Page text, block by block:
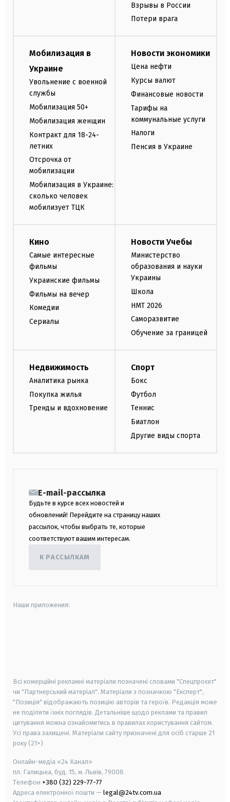
Взрывы в России
Потери врага
Мобилизация в
Украине
Увольнение с военной
службы
Мобилизация 50+
Мобилизация женщин
Контракт для 18-24-
летних
Отсрочка от
мобилизации
Мобилизация в Украине:
сколько человек
мобилизует ТЦК
Новости экономики
Цена нефти
Курсы валют
Финансовые новости
Тарифы на
коммунальные услуги
Налоги
Пенсия в Украине
Кино
Самые интересные
фильмы
Украинские фильмы
Фильмы на вечер
Комедии
Сериалы
Новости Учебы
Министерство
образования и науки
Украины
Школа
НМТ 2026
Саморазвитие
Обучение за границей
Недвижимость
Аналитика рынка
Покупка жилья
Тренды и вдохновение
Спорт
Бокс
Футбол
Теннис
Биатлон
Другие виды спорта
E-mail-рассылка
Будьте в курсе всех новостей и
обновлений! Перейдите на страницу наших
рассылок, чтобы выбрать те, которые
соответствуют вашим интересам.
К РАССЫЛКАМ
Наши приложения:
Всі комерційні рекламні матеріали позначені словами "Спецпроєкт"
чи "Партнерський матеріал". Матеріали з позначкою "Експерт",
"Позиція" відображають позицію авторів та героїв. Редакція може
не поділяти їхніх поглядів. Детальніше щодо реклами та правил
цитування можна ознайомитись в правилах користування сайтом.
Усі права захищені. Матеріали сайту призначені для осіб старше 21
року (21+)
Онлайн-медіа «24 Канал»
пл. Галицька, буд. 15, м. Львів, 79008
Телефон +380 (32) 229-77-77
Адреса електронної пошти — legal@24tv.com.ua